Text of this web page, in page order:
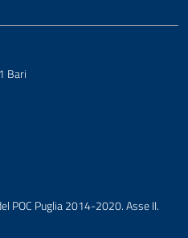
Bari
POC Puglia 2014-2020. Asse II.